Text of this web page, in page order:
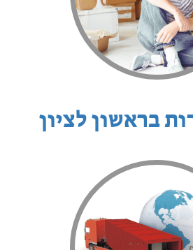
בראשון לציון